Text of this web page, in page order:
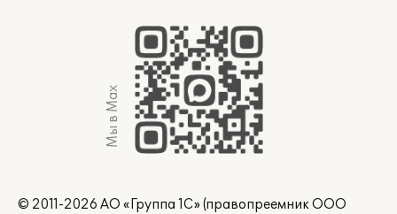
Мы в Max
© 2011-2026 АО «Группа 1С» (правопреемник ООО